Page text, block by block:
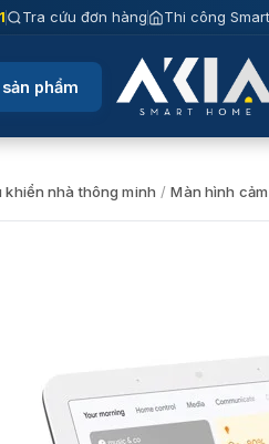
Tra cứu đơn hàng Thi công
phẩm
khiển nhà thông minh /Màn hình